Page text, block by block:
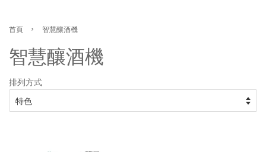
首頁 › 智慧釀酒機
智慧釀酒機
排列方式